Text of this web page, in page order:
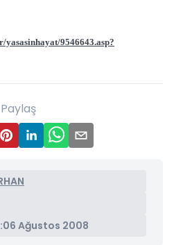
9546643.asp?
Paylaş
06 Ağustos 2008